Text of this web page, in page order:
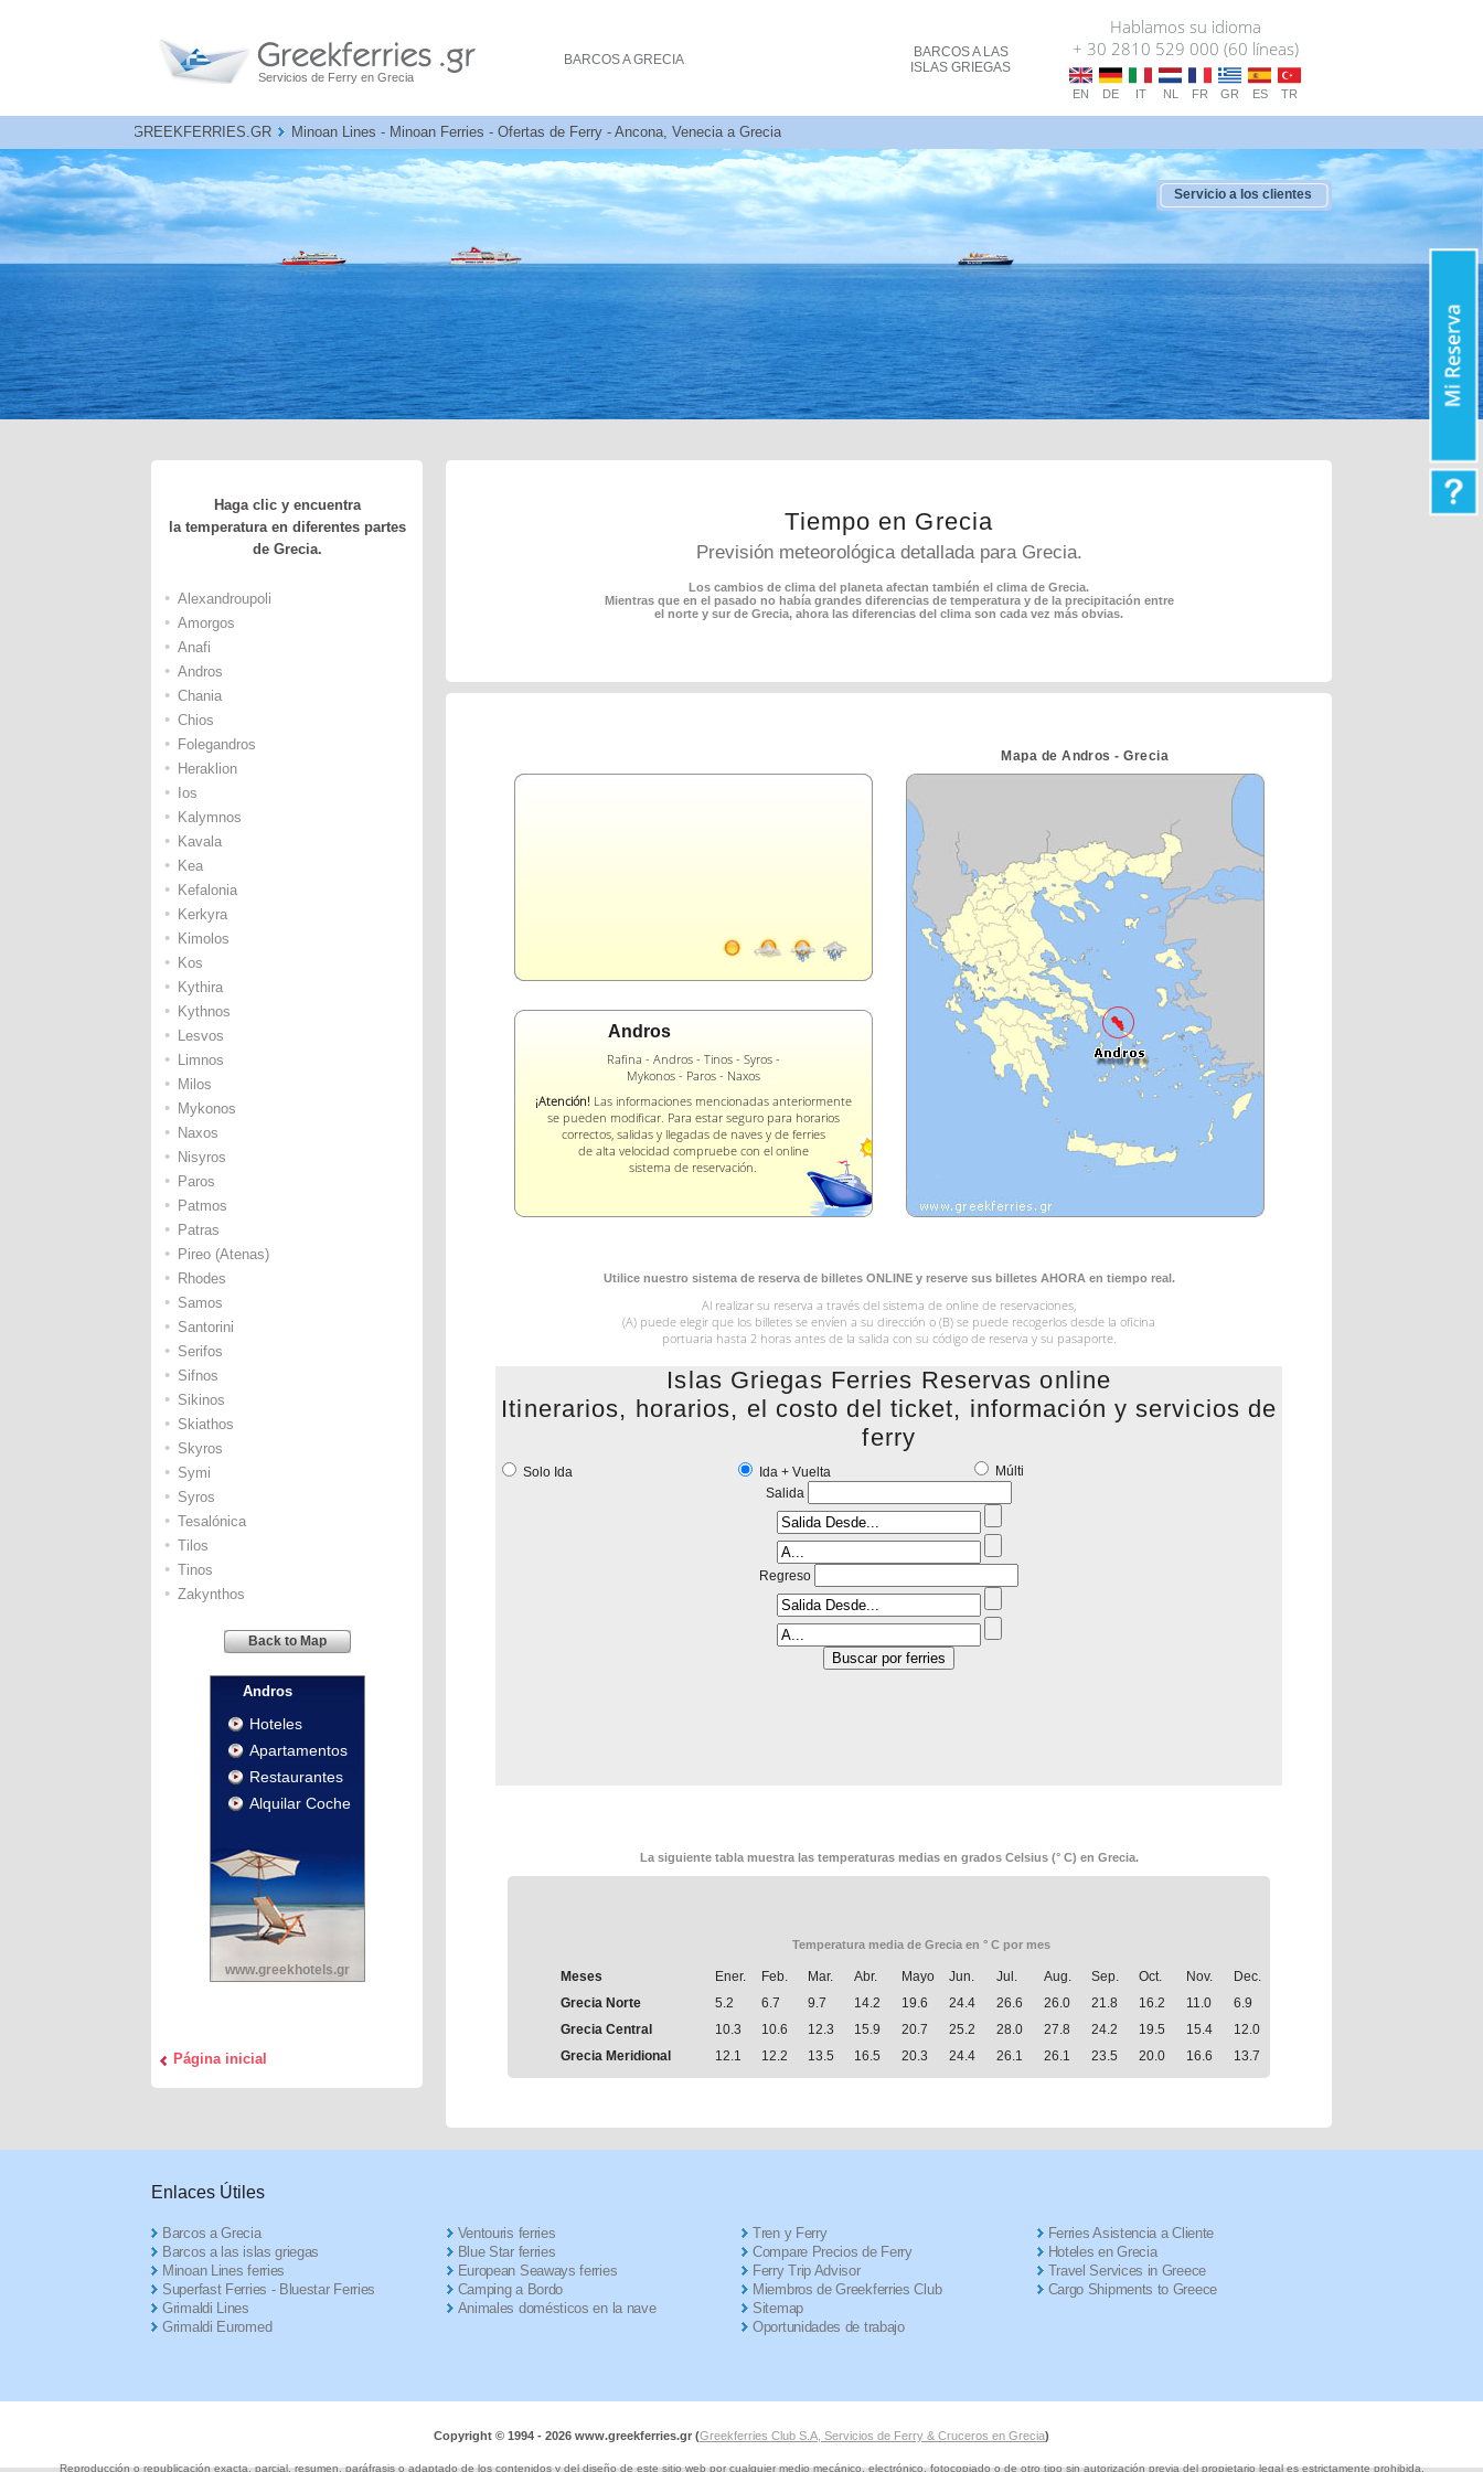
Servicios de Ferry en Grecia
BARCOSA GRECIA BARCOSA LAS
ISLAS GRIEGAS
Hablamos su idioma
+ 30 2810 529 000 (60 líneas)
EN DE IT NL FR GR ES TR
GREEKFERRIES.GR Minoan Lines - Minoan Ferries - Ofertas de Ferry - Ancona, Venecia a Grecia
Servicio a los clientes
Haga clic y encuentra
la temperatura en diferentes partes
de Grecia.
• Alexandroupoli
• Amorgos
• Anafi
• Andros
• Chania
• Chios
• Folegandros
• Heraklion
• Ios
• Kalymnos
• Kavala
• Kea
• Kefalonia
• Kerkyra
• Kimolos
• Kos
• Kythira
• Kythnos
• Lesvos
• Limnos
• Milos
• Mykonos
• Naxos
• Nisyros
• Paros
• Patmos
• Patras
• Pireo (Atenas)
• Rhodes
• Samos
• Santorini
• Serifos
• Sifnos
• Sikinos
• Skiathos
• Skyros
• Symi
• Syros
• Tesalónica
• Tilos
• Tinos
• Zakynthos
Back to Map
Andros
Hoteles
Apartamentos
Restaurantes
Alquilar Coche
www.greekhotels.gr
Página inicial
Tiempo en Grecia
Previsión meteorológica detallada para Grecia.
Los cambios de clima del planeta afectan también el clima de Grecia.
Mientras que en el pasado no había grandes diferencias de temperatura y de la precipitación entre
el norte y sur de Grecia, ahora las diferencias del clima son cada vez más obvias.
Andros
Rafina - Andros - Tinos - Syros -
Mykonos - Paros - Naxos
¡Atención! Las informaciones mencionadas anteriormente
se pueden modificar. Para estar seguro para horarios
correctos, salidas y llegadas de naves y de ferries
de alta velocidad compruebe con el online
sistema de reservación.
Mapa de Andros - Grecia
Utilice nuestro sistema de reserva de billetes ONLINE y reserve sus billetes AHORA en tiempo real.
Al realizar su reserva a través del sistema de online de reservaciones,
(A) puede elegir que los billetes se envíen a su dirección o (B) se puede recogerlos desde la oficina
portuaria hasta 2 horas antes de la salida con su código de reserva y su pasaporte.
Islas Griegas Ferries Reservas online
Itinerarios, horarios, el costo del ticket, información y servicios de
ferry
Solo Ida Ida + Vuelta
Múlti
Salida
Regreso
La siguiente tabla muestra las temperaturas medias en grados Celsius (° C) en Grecia.
Temperatura media de Grecia en ° C por mes
Meses Ener. Feb. Mar. Abr. Mayo Jun. Jul. Aug. Sep. Oct. Nov.
Dec.
Grecia Norte
5.2 6.7 9.7 14.2 19.6 24.4 26.6 26.0 21.8 16.2 11.0
6.9
Grecia Central
10.3 10.6 12.3 15.9 20.7 25.2 28.0 27.8 24.2 19.5 15.4
12.0
Grecia Meridional
12.1 12.2 13.5 16.5 20.3 24.4 26.1 26.1 23.5 20.0 16.6 13.7
Enlaces Útiles
Barcos a Grecia
Barcos a las islas griegas
Minoan Lines ferries
Superfast Ferries - Bluestar Ferries
Grimaldi Lines
Grimaldi Euromed
Ventouris ferries
Blue Star ferries
European Seaways ferries
Camping a Bordo
Animales domésticos en la nave
Tren y Ferry
Compare Precios de Ferry
Ferry Trip Advisor
Miembros de Greekferries Club
Sitemap
Oportunidades de trabajo
Ferries Asistencia a Cliente
Hoteles en Grecia
Travel Services in Greece
Cargo Shipments to Greece
Copyright © 1994 - 2026 www.greekferries.gr (Greekferries Club S.A, Servicios de Ferry & Cruceros en Grecia)
Reproducción o republicación exacta, parcial, resumen, paráfrasis o adaptado de los contenidos y del diseño de este sitio web por cualquier medio mecánico, electrónico, fotocopiado o de otro tipo sin autorización previa del propietario legal es estrictamente prohibida.